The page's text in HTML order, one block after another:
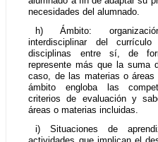
necesidades del alumnado.
h) Ámbito:
interdisciplinar del currículo
disciplinas entre sí, de
represente más que la suma
caso, de las materias o áreas
ámbito engloba las
criterios de evaluación y
áreas o materias incluidas.
i) Situaciones de